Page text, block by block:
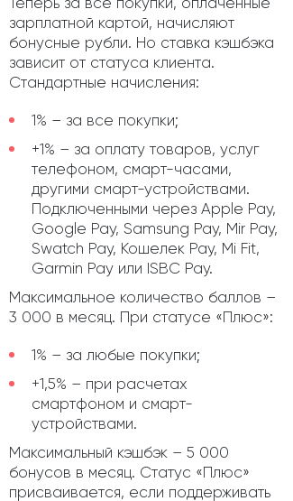
зарплатной картой, начисляют
бонусные рубли. Но ставка кэшбэка
зависит от статуса клиента.
Стандартные начисления:
1% – за все покупки;
+1% – за оплату товаров, услуг
телефоном, смарт-часами,
другими смарт-устройствами.
Подключенными через Apple Pay,
Google Pay, Samsung Pay, Mir Pay,
Swatch Pay, Кошелек Pay, Mi Fit,
Garmin Pay или ISBC Pay.
Максимальное количество баллов –
3 000 в месяц. При статусе «Плюс»:
1% – за любые покупки;
+1,5% – при расчетах
смартфоном и смарт-
устройствами.
Максимальный кэшбэк – 5 000
бонусов в месяц. Статус «Плюс»
присваивается, если поддерживать